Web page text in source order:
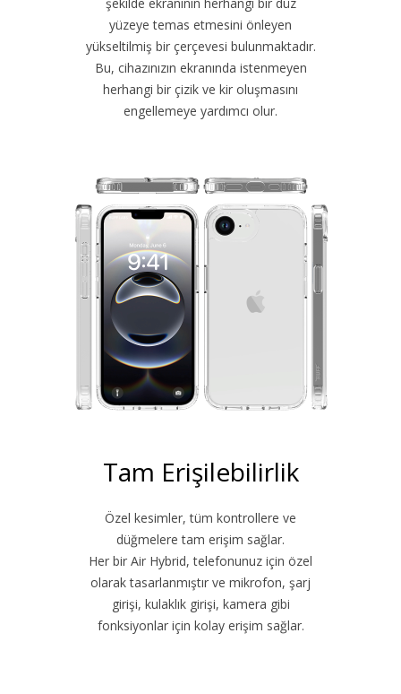
yüzeye temas etmesini önleyen
yükseltilmiş bir çerçevesi bulunmaktadır.
Bu, cihazınızın ekranında istenmeyen
herhangi bir çizik ve kir oluşmasını
engellemeye yardımcı olur.
Tam Erişilebilirlik
Özel kesimler, tüm kontrollere ve
düğmelere tam erişim sağlar.
Her bir Air Hybrid, telefonunuz için özel
olarak tasarlanmıştır ve mikrofon, şarj
girişi, kulaklık girişi, kamera gibi
fonksiyonlar için kolay erişim sağlar.